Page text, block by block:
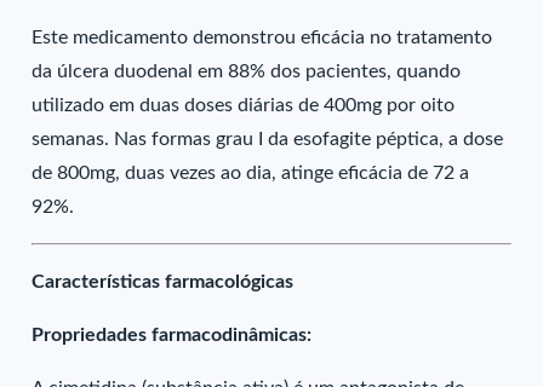
Este medicamento demonstrou eficácia no tratamento
da úlcera duodenal em 88% dos pacientes, quando
utilizado em duas doses diárias de 400mg por oito
semanas. Nas formas grau I da esofagite péptica, a dose
de 800mg, duas vezes ao dia, atinge eficácia de 72 a
92%.
Características farmacológicas
Propriedades farmacodinâmicas: